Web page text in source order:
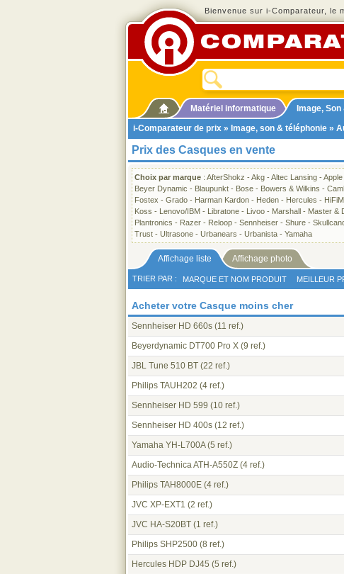
Bienvenue sur i-Comparateur, le
Matériel informatique Image,
i-Comparateur de prix » Image, son & téléphonie »
Prix des Casques en vente
Choix par marque : AfterShokz -Akg -Altec Lansing -Apple
Beyer Dynamic - Blaupunkt - Bose - Bowers & Wilkins -
Fostex - Grado - Harman Kardon - Heden - Hercules -
Koss - Lenovo/IBM - Libratone - Livoo - Marshall - Master &
Plantronics - Razer - Reloop - Sennheiser - Shure -
Trust - Ultrasone - Urbanears - Urbanista - Yamaha
Affichage liste Affichage photo
TRIER PAR : MARQUE ET NOM PRODUIT MEILLEUR
Acheter votre Casque moins cher
Sennheiser HD 660s (11 ref.)
Beyerdynamic DT700 Pro X (9 ref.)
JBL Tune 510 BT (22 ref.)
Philips TAUH202 (4 ref.)
Sennheiser HD 599 (10 ref.)
Sennheiser HD 400s (12 ref.)
Yamaha YH-L700A(5 ref.)
Audio-Technica ATH-A550Z (4 ref.)
Philips TAH8000E (4 ref.)
JVC XP-EXT1 (2 ref.)
JVC HA-S20BT (1 ref.)
Philips SHP2500 (8 ref.)
Hercules HDP DJ45 (5 ref.)